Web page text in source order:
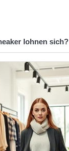
lohnen sich?